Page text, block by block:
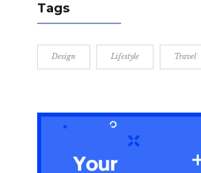
Tags
Design Lifestyle Travel